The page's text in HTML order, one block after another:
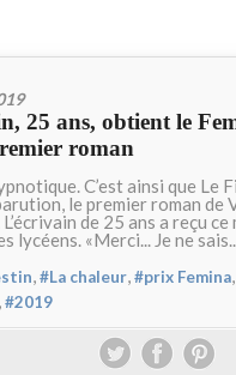
25 ans, obtient le
roman
C’est ainsi que
le premier roman de
de 25 ans a reçu
lycéens. «Merci... Je ne
,#La chaleur,#prix Femina,
,#2019